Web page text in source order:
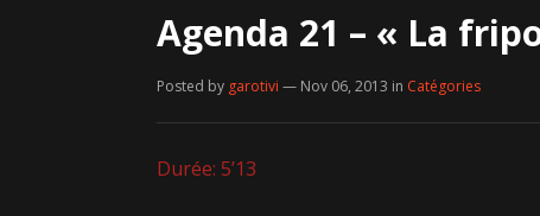
Agenda 21 – « La
Posted by garotivi — Nov 06, 2013 in Catégories
Durée: 5’13